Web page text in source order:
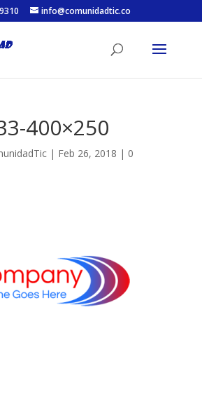
info@comunidadtic.co
400×250
| Feb 26, 2018 | 0